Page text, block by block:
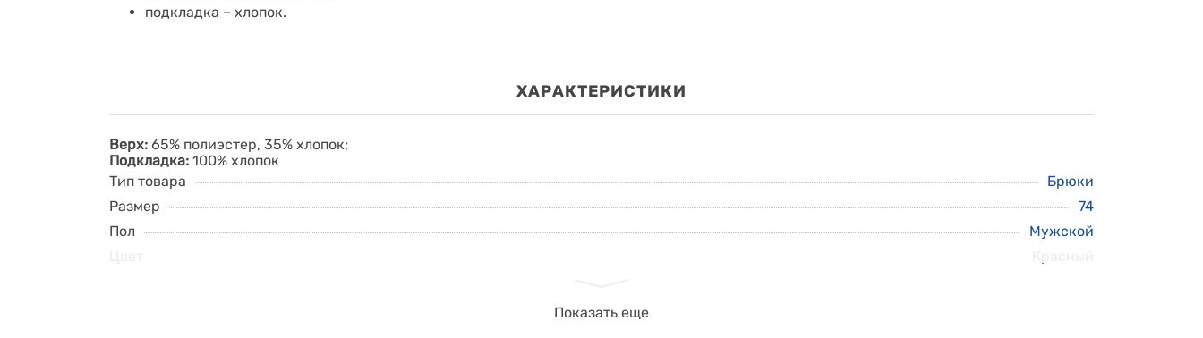
подкладка – хлопок.
ХАРАКТЕРИСТИКИ
Верх: 65% полиэстер, 35% хлопок;
Подкладка: 100% хлопок
Показать еще
Тип товара
Брюки
Размер
74
Пол
Мужской